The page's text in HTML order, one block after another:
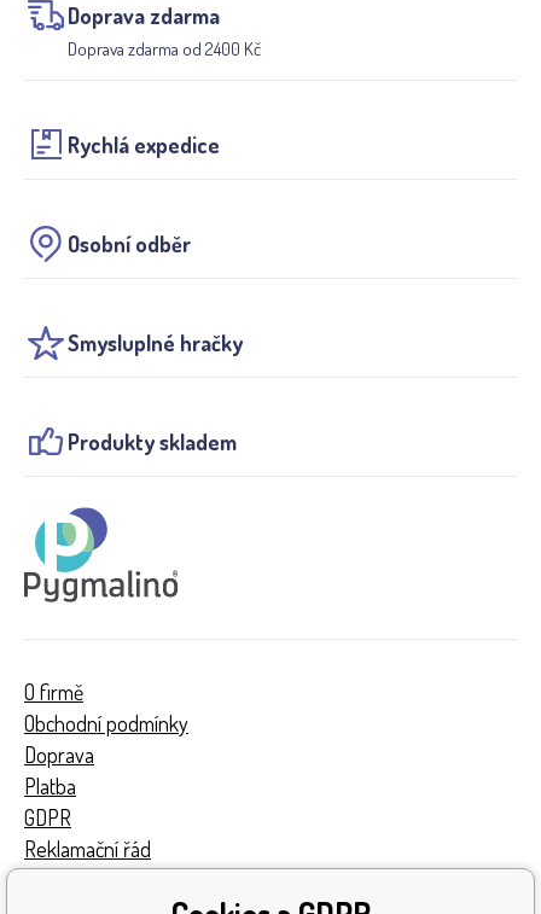
Doprava zdarma
Doprava zdarma od 2400 Kč
Rychlá expedice
Osobní odběr
Smysluplné hračky
Produkty skladem
O firmě
Obchodní podmínky
Doprava
Platba
GDPR
Reklamační řád